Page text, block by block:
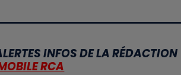
INFOS DE LA RÉDACTION
RCA